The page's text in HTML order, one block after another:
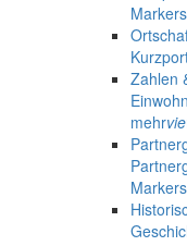
Zahlen
mehr